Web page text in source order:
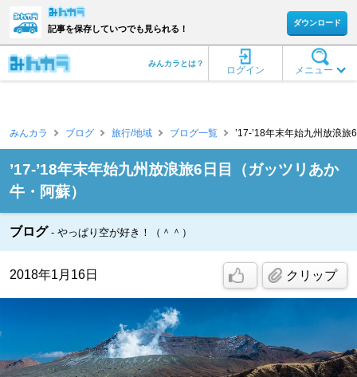
記事を保存していつでも見られる！
ダウンロード
メニュー
ログイン
みんカラとは？
みんカラ ブログ 旅行/地域 ブログ一覧 ’17-’18年末年始九州放浪
’17-’18年末年始九州放浪旅6日目（ガッツリあか
牛・阿蘇）
ブログ やっぱり空が好き！（＾＾）
2018年1月16日 クリップ